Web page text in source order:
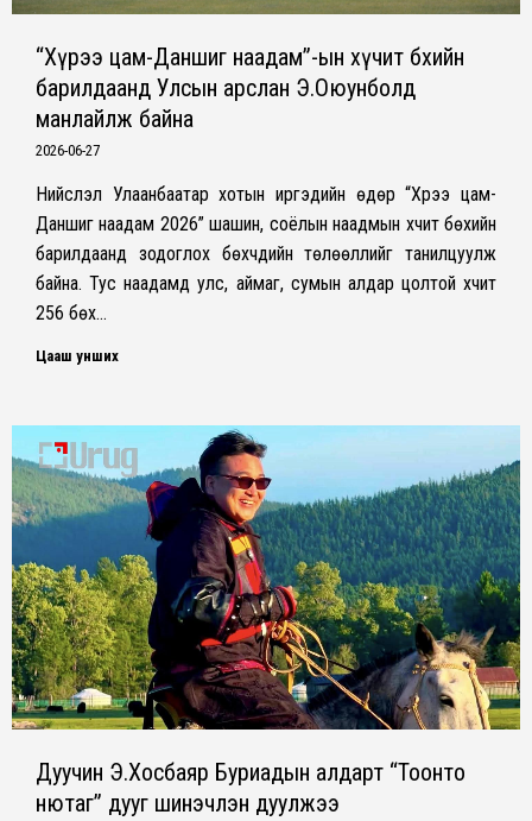
“Хүрээ цам-Даншиг наадам”-ын хүчит бөхийн
барилдаанд Улсын арслан Э.Оюунболд
манлайлж байна
2026-06-27
Нийслэл Улаанбаатар хотын иргэдийн өдөр “Хүрээ цам-
Даншиг наадам 2026” шашин, соёлын наадмын хүчит бөхийн
барилдаанд зодоглох бөхчүүдийн төлөөллийг танилцуулж
байна. Тус наадамд улс, аймаг, сумын алдар цолтой хүчит
256 бөх…
Цааш унших
Дуучин Э.Хосбаяр Буриадын алдарт “Тоонто
нютаг” дууг шинэчлэн дуулжээ